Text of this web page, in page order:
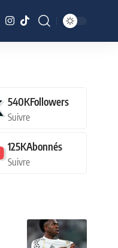
540KFollowers
Suivre
125KAbonnés
Suivre